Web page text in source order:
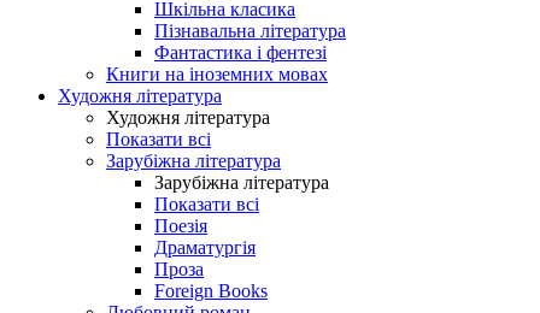
Шкільна класика
Пізнавальна література
Фантастика і фентезі
Книги на іноземних мовах
Художня література
Художня література
Показати всі
Зарубіжна література
Зарубіжна література
Показати всі
Поезія
Драматургія
Проза
Foreign Books